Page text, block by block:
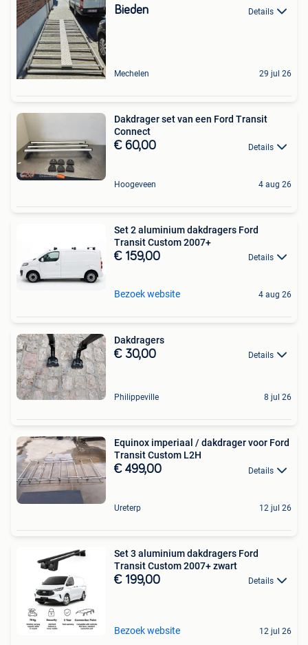
Bieden Details
Mechelen 29 jul 26
Dakdrager set van een Ford Transit
Connect
€ 60,00 Details
Hoogeveen 4 aug 26
Set 2 aluminium dakdragers Ford
Transit Custom 2007+
€ 159,00 Details
Bezoek website 4 aug 26
Dakdragers
€ 30,00 Details
Philippeville 8 jul 26
Equinox imperiaal / dakdrager voor Ford
Transit Custom L2H
€ 499,00 Details
Ureterp 12 jul 26
Set 3 aluminium dakdragers Ford
Transit Custom 2007+ zwart
€ 199,00 Details
Bezoek website 12 jul 26